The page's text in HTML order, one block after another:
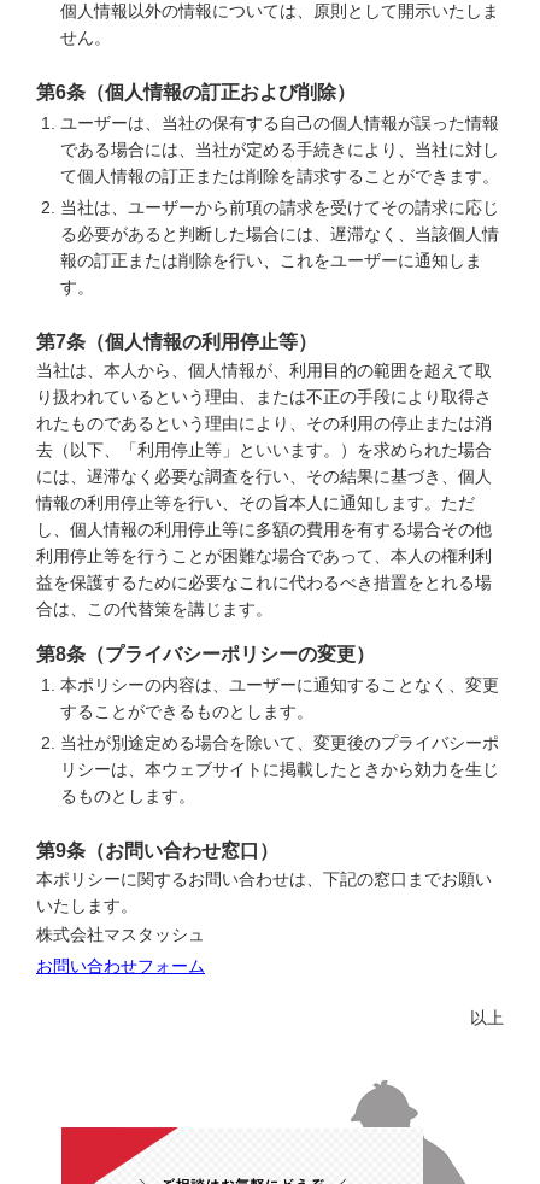
個人情報以外の情報については、原則として開示いたしま
せん。
第6条（個人情報の訂正および削除）
ユーザーは、当社の保有する自己の個人情報が誤った情報
である場合には、当社が定める手続きにより、当社に対し
て個人情報の訂正または削除を請求することができます。
当社は、ユーザーから前項の請求を受けてその請求に応じ
る必要があると判断した場合には、遅滞なく、当該個人情
報の訂正または削除を行い、これをユーザーに通知しま
す。
第7条（個人情報の利用停止等）
当社は、本人から、個人情報が、利用目的の範囲を超えて取
り扱われているという理由、または不正の手段により取得さ
れたものであるという理由により、その利用の停止または消
去（以下、「利用停止等」といいます。）を求められた場合
には、遅滞なく必要な調査を行い、その結果に基づき、個人
情報の利用停止等を行い、その旨本人に通知します。ただ
し、個人情報の利用停止等に多額の費用を有する場合その他
利用停止等を行うことが困難な場合であって、本人の権利利
益を保護するために必要なこれに代わるべき措置をとれる場
合は、この代替策を講じます。
第8条（プライバシーポリシーの変更）
本ポリシーの内容は、ユーザーに通知することなく、変更
することができるものとします。
当社が別途定める場合を除いて、変更後のプライバシーポ
リシーは、本ウェブサイトに掲載したときから効力を生じ
るものとします。
第9条（お問い合わせ窓口）
本ポリシーに関するお問い合わせは、下記の窓口までお願い
いたします。
株式会社マスタッシュ
お問い合わせフォーム
以上